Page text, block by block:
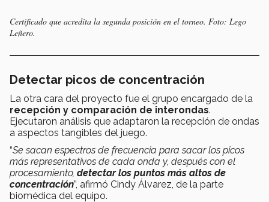
Certificado que acredita la segunda posición en el torneo. Foto: Lego
Leñero.
Detectar picos de concentración
La otra cara del proyecto fue el grupo encargado de la
recepción y comparación de interondas.
Ejecutaron análisis que adaptaron la recepción de ondas
a aspectos tangibles del juego.
“Se sacan espectros de frecuencia para sacar los picos
más representativos de cada onda y, después con el
procesamiento, detectar los puntos más altos de
concentración”, afirmó Cindy Álvarez, de la parte
biomédica del equipo.